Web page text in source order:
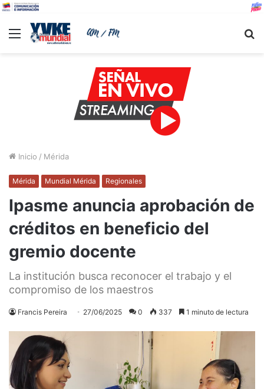
Menu
Inicio / Mérida
Mérida Mundial Mérida Regionales
Ipasme anuncia aprobación de
créditos en beneficio del
gremio docente
La institución busca reconocer el trabajo y el
compromiso de los maestros
Francis Pereira 27/06/2025 0 337 1 minuto de lectura